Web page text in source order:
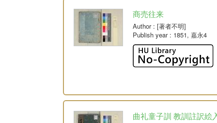
商売往来
Author: [著者不明]
Publish year: 1851, 嘉永4
曲礼童子訓 教訓註訳絵